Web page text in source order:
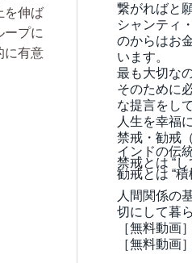
を伸ば
ープに
に有意
繋がればと
シャンティ
のからはお
います。
最も大切な
そのために
な提言をし
人生を幸福
禁戒・勧戒
インドの伝
禁戒とは “し
勧戒とは “積
人間関係の
切にして暮ら
［無料動画
［無料動画